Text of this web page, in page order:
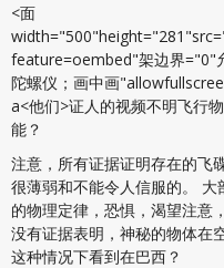
<面
feature=oembed"架边界="0"
陀螺仪；画中画
a<他们>证人的视频不明飞行
能？
注意，所有证据证明存在的飞
很薄弱和不能令人信服的。
的物理定律，恐惧，渴望注意
没有证据表明，神秘的物体在
这种情况下看到在巴西？